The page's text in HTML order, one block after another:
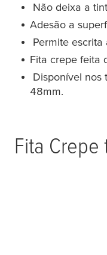
Não deixa a
Adesão a
Permite escrita
Fita crepe feita
Disponível nos
48mm.
Fita Crepe